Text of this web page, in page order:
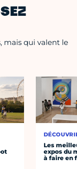
mais qui valent le
Les
expos du
à faire en